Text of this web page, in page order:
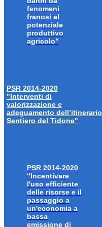
fenomeni
franosi al
potenziale
produttivo
agricolo”
PSR 2014-2020
"Interventi di
valorizzazione e
adeguamento dell’itinerario
Sentiero del Tidone"
PSR 2014-2020
“Incentivare
l'uso efficiente
delle risorse e il
passaggio a
un'economia a
bassa
emissione di